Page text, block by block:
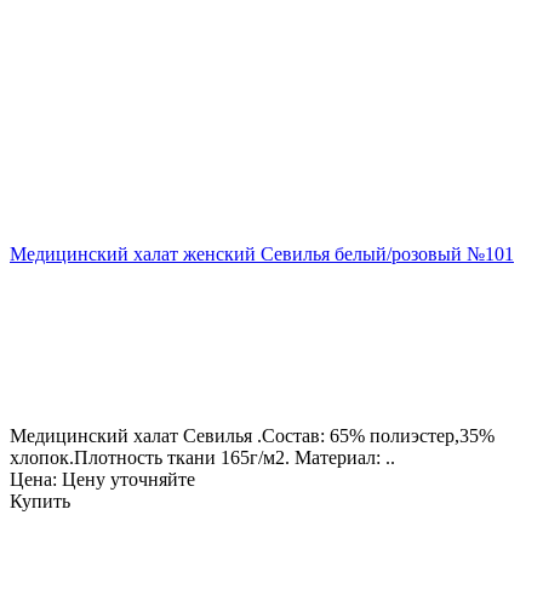
Медицинский халат женский Севилья белый/розовый №101
Медицинский халат Севилья .Состав: 65% полиэстер,35%
хлопок.Плотность ткани 165г/м2. Материал: ..
Цена: Цену уточняйте
Купить